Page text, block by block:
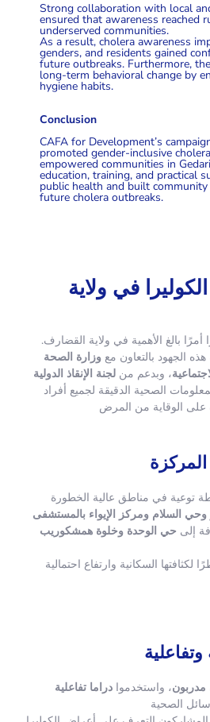
Strong collaboration with local
ensured that awareness reached
underserved communities.
As a result, cholera awareness
genders, and residents gained
future outbreaks. Furthermore,
long-term behavioral change by
hygiene habits.
Conclusion
CAFA for Development’s
promoted gender-inclusive
empowered communities in
education, training, and practical
public health and built community
future cholera outbreaks.
في ولاية
أمرًا بالغ الأهمية في ولاية القضارف.
هذه الجهود بالتعاون مع وزارة الصحة
، وبدعم من
الصحية الدقيقة لجميع أفراد
السلام ومركز الإيواء بالمستشفى
إلى حي الوحدة وخلوة همشكوريب
لكثافتها السكانية وارتفاع احتمالية
، واستخدموا دراما تفاعلية